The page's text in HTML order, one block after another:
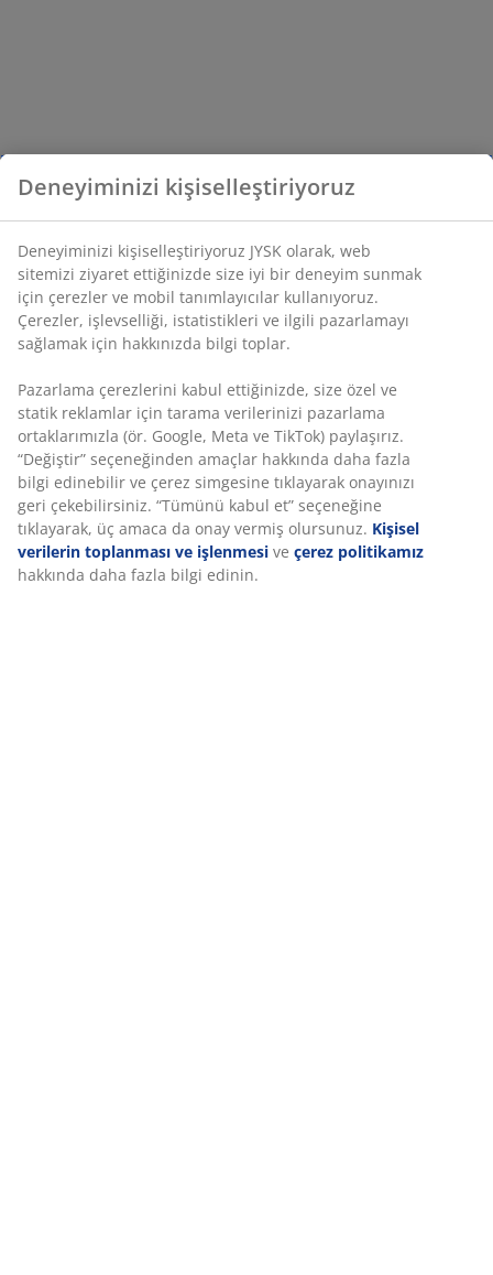
Deneyiminizi kişiselleştiriyoruz
Deneyiminizi kişiselleştiriyoruz JYSK olarak, web
sitemizi ziyaret ettiğinizde size iyi bir deneyim sunmak
için çerezler ve mobil tanımlayıcılar kullanıyoruz.
Çerezler, işlevselliği, istatistikleri ve ilgili pazarlamayı
sağlamak için hakkınızda bilgi toplar.
Pazarlama çerezlerini kabul ettiğinizde, size özel ve
statik reklamlar için tarama verilerinizi pazarlama
ortaklarımızla (ör. Google, Meta ve TikTok) paylaşırız.
“Değiştir” seçeneğinden amaçlar hakkında daha fazla
bilgi edinebilir ve çerez simgesine tıklayarak onayınızı
geri çekebilirsiniz. “Tümünü kabul et” seçeneğine
tıklayarak, üç amaca da onay vermiş olursunuz. Kişisel
verilerin toplanması ve işlenmesi ve çerez politikamız
hakkında daha fazla bilgi edinin.